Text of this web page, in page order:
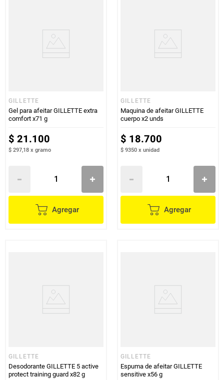
GILLETTE
Gel para afeitar GILLETTE extra
comfort x71 g
$ 21.100
$ 297,18 x gramo
Agregar
GILLETTE
Maquina de afeitar GILLETTE
cuerpo x2 unds
$ 18.700
$ 9350 x unidad
Agregar
GILLETTE
Desodorante GILLETTE 5 active
protect training guard x82 g
GILLETTE
Espuma de afeitar GILLETTE
sensitive x56 g